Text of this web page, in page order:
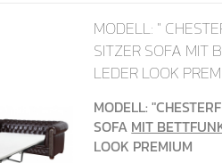
MODELL: "
SITZER SOFA MIT
LEDER LOOK
MODELL:
SOFA MIT
LOOK PREMIUM